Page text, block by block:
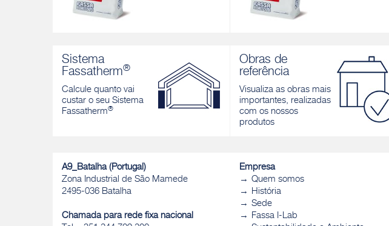
Bio-argamassa fibrorreforçada estrutural à
base de cal hidráulica natural NHL 3,5
para interiores e exteriores
Descobrir
Bio-argamassa fibrorreforçada estrutural à
base de cal hidráulica natural NHL 3,5
para interiores e exteriores
Descobrir
Sistema
Fassatherm®
Calcule quanto vai
custar o seu Sistema
Fassatherm®
Obras de
referência
Visualiza as obras mais
importantes, realizadas
com os nossos
produtos
A9_Batalha (Portugal)
Zona Industrial de São Mamede
2495-036 Batalha
Chamada para rede fixa nacional
Empresa
Quem somos
História
Sede
Fassa I-Lab